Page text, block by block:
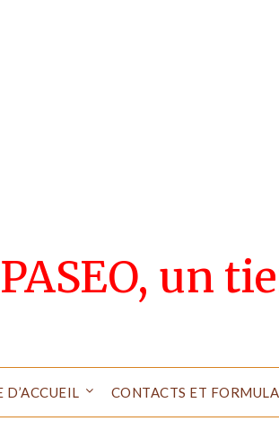
un
D’ACCUEIL CONTACTS ET